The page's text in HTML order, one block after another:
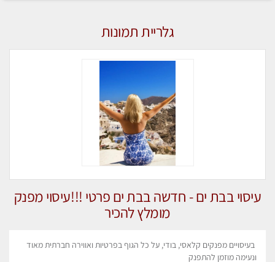
עיסוי בבת ים - חדשה בבת ים פרטי !!!עיסוי מפנק
מומלץ להכיר
בעיסויים מפנקים קלאסי, בודי, על כל הגוף בפרטיות ואווירה חברתית מאוד
ונעימה מוזמן להתפנק
גלריית תמונות